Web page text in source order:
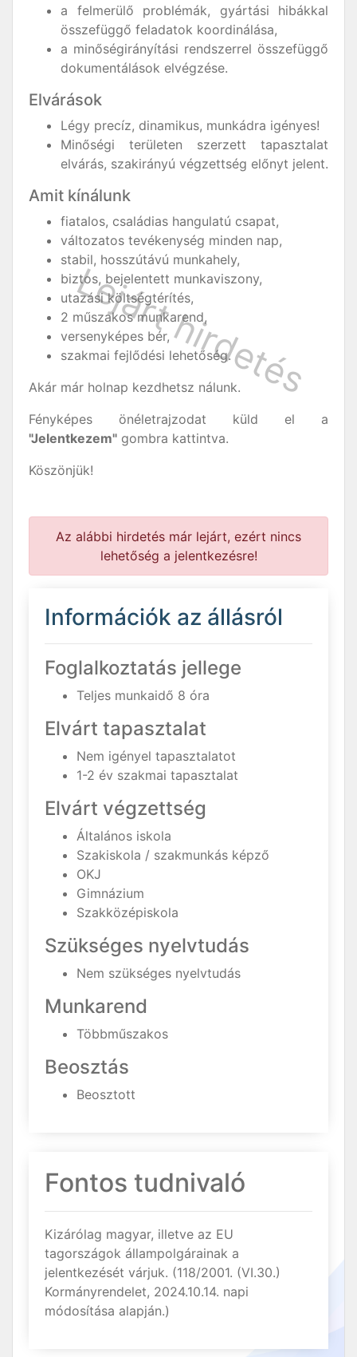
a felmerülő problémák, gyártási hibákkal
összefüggő feladatok koordinálása,
a minőségirányítási rendszerrel összefüggő
dokumentálások elvégzése.
Elvárások
Légy precíz, dinamikus, munkádra igényes!
Minőségi területen szerzett tapasztalat
elvárás, szakirányú végzettség előnyt jelent.
Amit kínálunk
fiatalos, családias hangulatú csapat,
változatos tevékenység minden nap,
stabil, hosszútávú munkahely,
biztos, bejelentett munkaviszony,
utazási költségtérítés,
2 műszakos munkarend,
versenyképes bér,
szakmai fejlődési lehetőség.
Akár már holnap kezdhetsz nálunk.
Fényképes önéletrajzodat küld el a
"Jelentkezem" gombra kattintva.
Köszönjük!
Az alábbi hirdetés már lejárt, ezért nincs
lehetőség a jelentkezésre!
Információk az állásról
Foglalkoztatás jellege
Teljes munkaidő 8 óra
Elvárt tapasztalat
Nem igényel tapasztalatot
1-2 év szakmai tapasztalat
Elvárt végzettség
Általános iskola
Szakiskola / szakmunkás képző
OKJ
Gimnázium
Szakközépiskola
Szükséges nyelvtudás
Nem szükséges nyelvtudás
Munkarend
Többműszakos
Beosztás
Beosztott
Fontos tudnivaló
Kizárólag magyar, illetve az EU
tagországok állampolgárainak a
jelentkezését várjuk. (118/2001. (VI.30.)
Kormányrendelet, 2024.10.14. napi
módosítása alapján.)